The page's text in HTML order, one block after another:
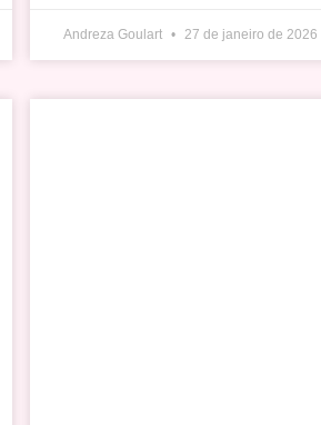
Andreza Goulart 27 de janeiro de 2026